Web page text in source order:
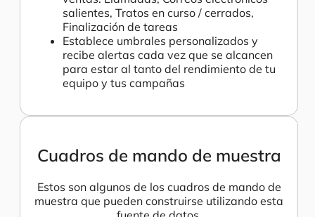
salientes, Tratos en curso / cerrados,
Finalización de tareas
Establece umbrales personalizados y
recibe alertas cada vez que se alcancen
para estar al tanto del rendimiento de tu
equipo y tus campañas
Cuadros de mando de muestra
Estos son algunos de los cuadros de mando de
muestra que pueden construirse utilizando esta